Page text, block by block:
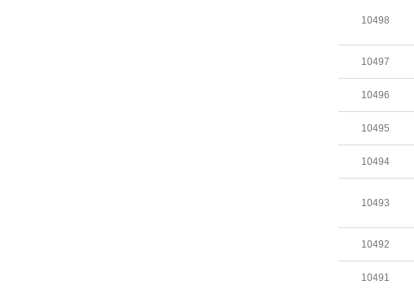
10498
10497
10496
10495
10494
10493
10492
10491